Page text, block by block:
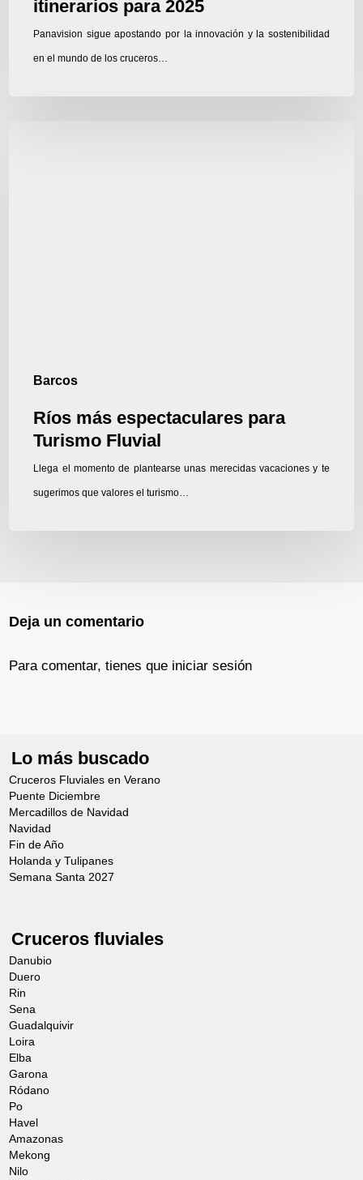
itinerarios para 2025
Panavision sigue apostando por la innovación y la sostenibilidad
en el mundo de los cruceros…
Barcos
Ríos más espectaculares para
Turismo Fluvial
Llega el momento de plantearse unas merecidas vacaciones y te
sugerimos que valores el turismo…
Deja un comentario
Para comentar, tienes que iniciar sesión
Lo más buscado
Cruceros Fluviales en Verano
Puente Diciembre
Mercadillos de Navidad
Navidad
Fin de Año
Holanda y Tulipanes
Semana Santa 2027
Cruceros fluviales
Danubio
Duero
Rin
Sena
Guadalquivir
Loira
Elba
Garona
Ródano
Po
Havel
Amazonas
Mekong
Nilo